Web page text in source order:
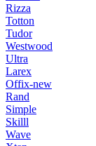
Rizza
Totton
Tudor
Westwood
Ultra
Larex
Offix-new
Rand
Simple
Skilll
Wave